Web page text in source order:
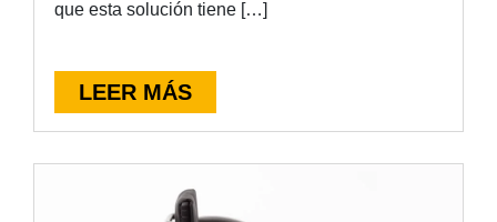
que esta solución tiene […]
LEER MÁS